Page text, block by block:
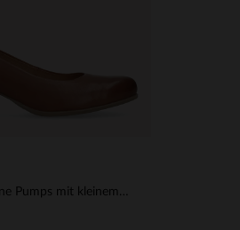
Cognacfarbene Pumps mit kleinem Absatz